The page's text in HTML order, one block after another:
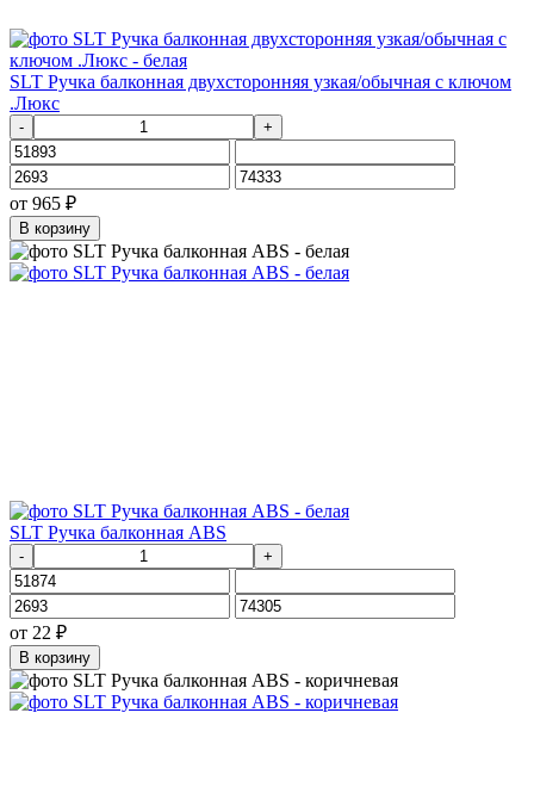
SLT Ручка балконная двухсторонняя узкая/обычная с ключом
.Люкс
- +
от 965 ₽
В корзину
SLT Ручка балконная ABS
- +
от 22 ₽
В корзину